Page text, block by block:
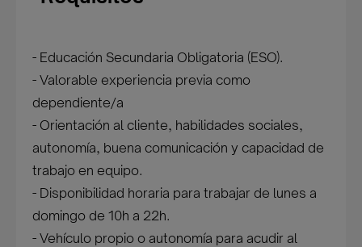
- Educación Secundaria Obligatoria (ESO).
- Valorable experiencia previa como
dependiente/a
- Orientación al cliente, habilidades sociales,
autonomía, buena comunicación y capacidad de
trabajo en equipo.
- Disponibilidad horaria para trabajar de lunes a
domingo de 10h a 22h.
- Vehículo propio o autonomía para acudir al